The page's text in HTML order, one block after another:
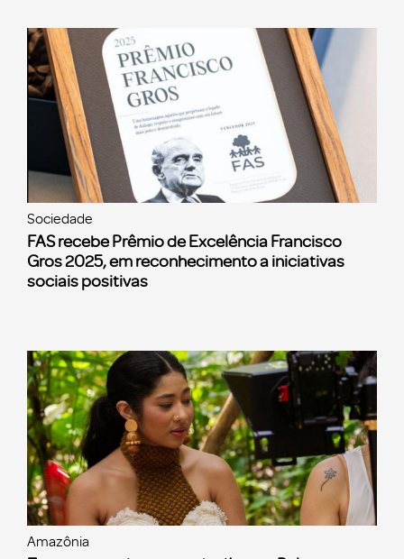
Sociedade
FAS recebe Prêmio de Excelência Francisco
Gros 2025, em reconhecimento a iniciativas
sociais positivas
Amazônia